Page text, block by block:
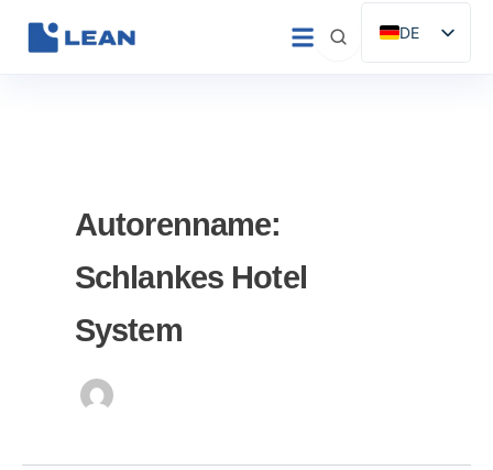
DE
ES
Autorenname:
Schlankes Hotel
System